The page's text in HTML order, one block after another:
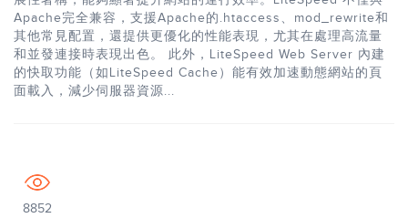
Apache完全兼容，支援Apache的.htaccess、mod_rewrite和
其他常見配置，還提供更優化的性能表現，尤其在處理高流量
和並發連接時表現出色。 此外，LiteSpeed Web Server 內建
的快取功能（如LiteSpeed Cache）能有效加速動態網站的頁
面載入，減少伺服器資源...
8852